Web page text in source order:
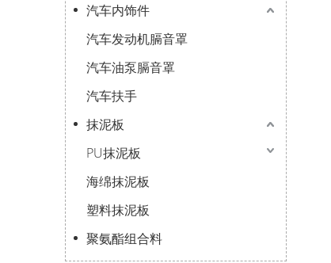
汽车内饰件
汽车发动机膈音罩
汽车油泵膈音罩
汽车扶手
抹泥板
PU抹泥板
海绵抹泥板
塑料抹泥板
聚氨酯组合料